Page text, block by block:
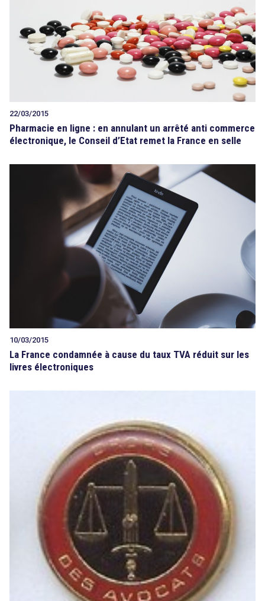
22/03/2015
Pharmacie en ligne : en annulant un arrêté anti commerce
électronique, le Conseil d’Etat remet la France en selle
10/03/2015
La France condamnée à cause du taux TVA réduit sur les
livres électroniques